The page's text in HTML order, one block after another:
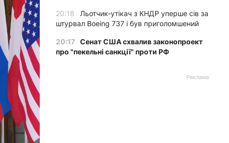
20:18
Льотчик-утікач з КНДР уперше сів за
штурвал Boeing 737 і був приголомшений
20:17 Сенат США схвалив законопроект
про "пекельні санкції" проти РФ
Реклама